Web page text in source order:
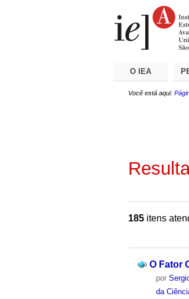
O IEA
Você está aqui:
185 itens
O Fator
por
da